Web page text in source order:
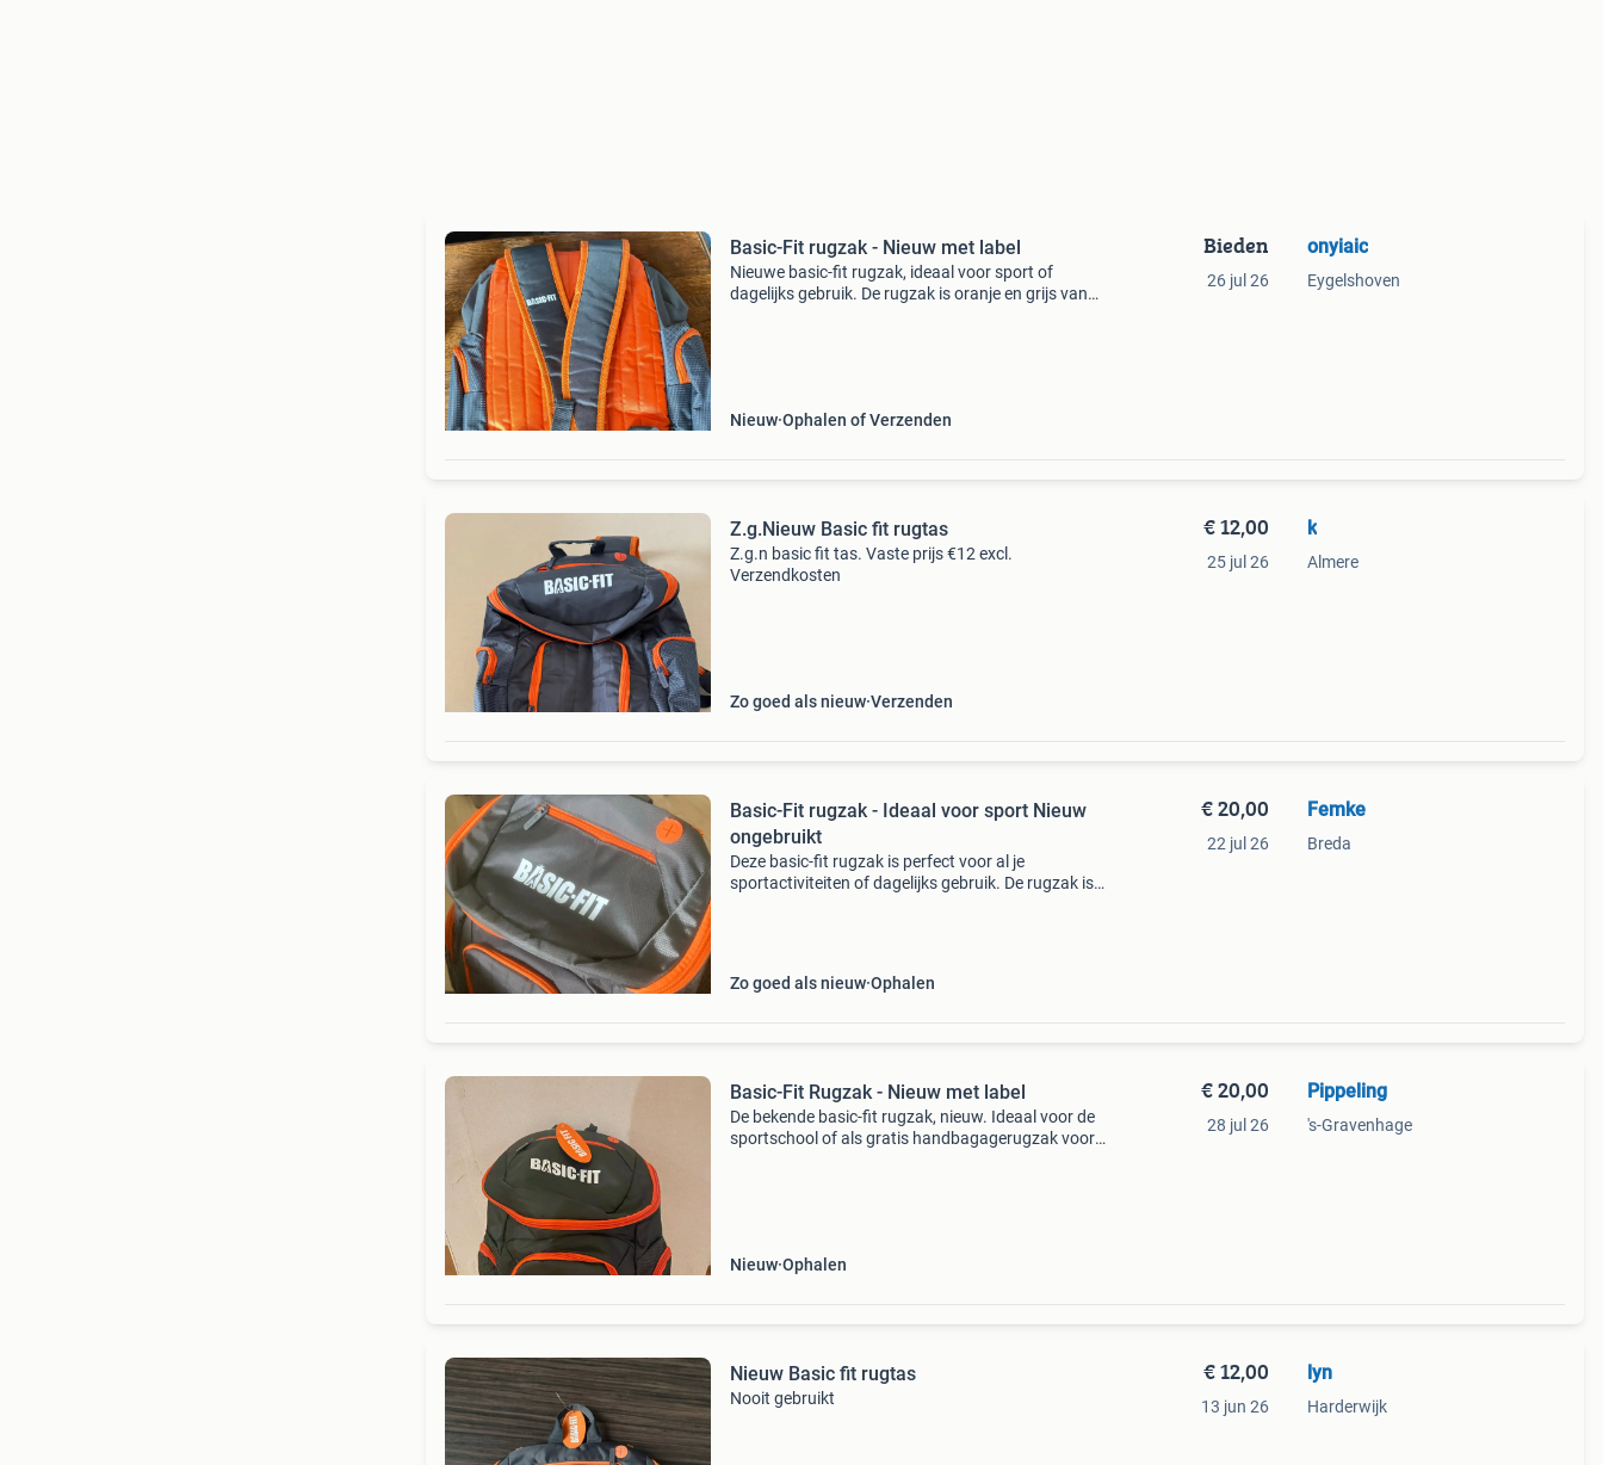
Basic-Fit rugzak - Nieuw met label
Nieuwe basic-fit rugzak, ideaal voor sport of
dagelijks gebruik. De rugzak is oranje en grijs van
Nieuw Ophalen of Verzenden
Bieden
26 jul 26
onyiaic
Eygelshoven
Z.g.Nieuw Basic fit rugtas
Z.g.n basic fit tas. Vaste prijs €12 excl.
Verzendkosten
Zo goed als nieuw Verzenden
€ 12,00
25 jul 26
k
Almere
Basic-Fit rugzak - Ideaal voor sport Nieuw
ongebruikt
Deze basic-fit rugzak is perfect voor al je
sportactiviteiten of dagelijks gebruik. De rugzak is
Zo goed als nieuw Ophalen
€ 20,00
22 jul 26
Femke
Breda
Basic-Fit Rugzak - Nieuw met label
De bekende basic-fit rugzak, nieuw. Ideaal voor de
sportschool of als gratis handbagagerugzak voor
Nieuw Ophalen
€ 20,00
28 jul 26
Pippeling
's-Gravenhage
Nieuw Basic fit rugtas
Nooit gebruikt
€ 12,00
13 jun 26
lyn
Harderwijk